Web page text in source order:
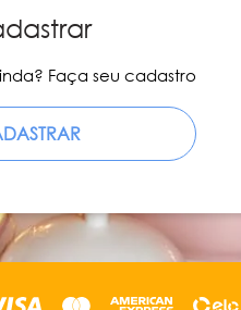
Faça seu cadastro